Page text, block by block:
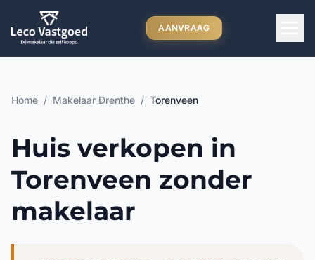
Ga direct naar inhoud
AANVRAAG
Home / Makelaar Drenthe / Torenveen
Huis verkopen in
Torenveen zonder
makelaar